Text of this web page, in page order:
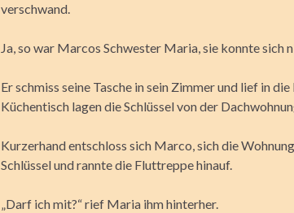
verschwand.
Ja, so war Marcos Schwester Maria, sie konnte sich
Er schmiss seine Tasche in sein Zimmer und lief in
Küchentisch lagen die Schlüssel von der
Kurzerhand entschloss sich Marco, sich die
Schlüssel und rannte die Fluttreppe hinauf.
„Darf ich mit?“ rief Maria ihm hinterher.